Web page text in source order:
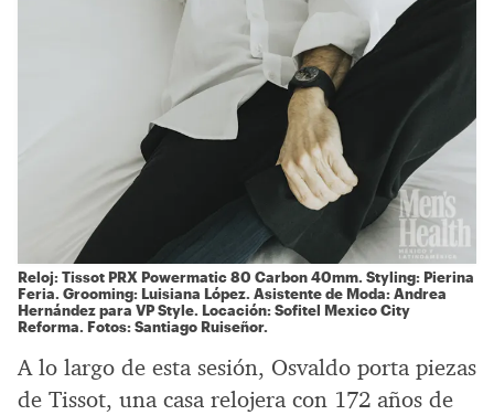
Reloj: Tissot PRX Powermatic 80 Carbon 40mm. Styling: Pierina
Feria. Grooming: Luisiana López. Asistente de Moda: Andrea
Hernández para VP Style. Locación: Sofitel Mexico City
Reforma. Fotos: Santiago Ruiseñor.
A lo largo de esta sesión, Osvaldo porta piezas
de Tissot, una casa relojera con 172 años de